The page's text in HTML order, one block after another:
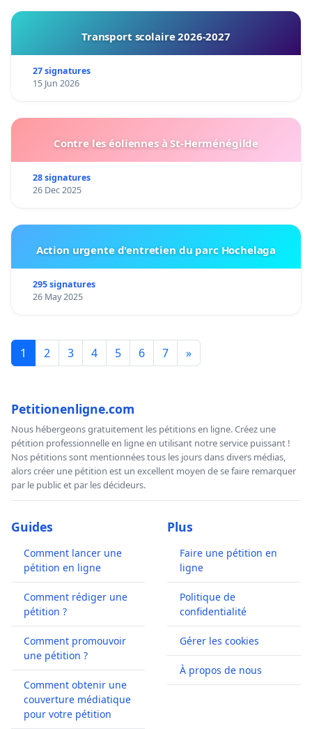
Transport scolaire 2026-2027
27 signatures
15 Jun 2026
Contre les éoliennes à St-Herménégilde
28 signatures
26 Dec 2025
Action urgente d'entretien du parc Hochelaga
295 signatures
26 May 2025
1 2 3 4 5 6 7 »
Petitionenligne.com
Nous hébergeons gratuitement les pétitions en ligne. Créez une
pétition professionnelle en ligne en utilisant notre service puissant !
Nos pétitions sont mentionnées tous les jours dans divers médias,
alors créer une pétition est un excellent moyen de se faire remarquer
par le public et par les décideurs.
Guides
Comment lancer une
pétition en ligne
Comment rédiger une
pétition ?
Comment promouvoir
une pétition ?
Comment obtenir une
couverture médiatique
pour votre pétition
Plus
Faire une pétition en
ligne
Politique de
confidentialité
Gérer les cookies
À propos de nous